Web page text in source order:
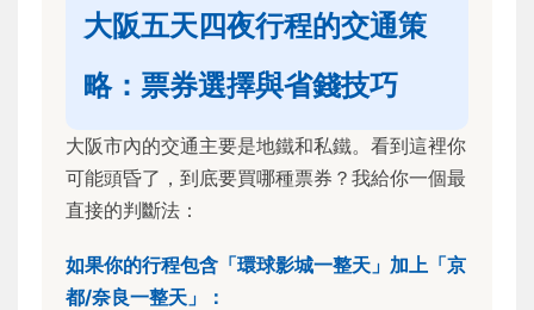
大阪五天四夜行程的交通策
略：票券選擇與省錢技巧
大阪市內的交通主要是地鐵和私鐵。看到這裡你
可能頭昏了，到底要買哪種票券？我給你一個最
直接的判斷法：
如果你的行程包含「環球影城一整天」加上「京
都/奈良一整天」：